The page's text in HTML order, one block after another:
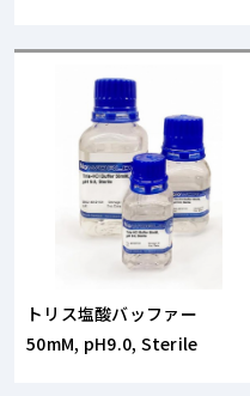
トリス塩酸バッファー
50mM, pH9.0, Sterile